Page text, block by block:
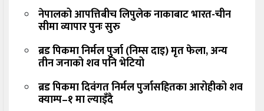
नेपालको आपत्तिबीच लिपुलेक नाकाबाट भारत-चीन
सीमा व्यापार पुनः सुरु
ब्रड पिकमा निर्मल पुर्जा (निम्स दाइ) मृत फेला, अन्य
तीन जनाको शव पनि भेटियो
ब्रड पिकमा दिवंगत निर्मल पुर्जासहितका आरोहीको शव
क्याम्प–१ मा ल्याइँदै